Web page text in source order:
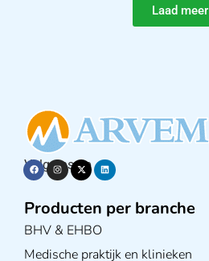
Laad meer
Volg ons op
Producten per branche
BHV & EHBO
Medische praktijk en klinieken